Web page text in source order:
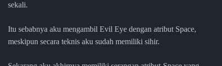
sekali.
Itu sebabnya aku mengambil Evil Eye dengan atribut Space,
meskipun secara teknis aku sudah memiliki sihir.